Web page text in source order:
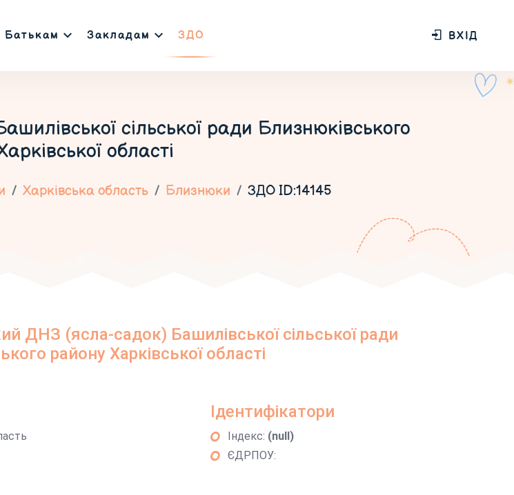
Батькам Закладам ЗДО ВХІД
сільської ради Близнюківського
області
Харківська область Близнюки ЗДО ID:14145
ДНЗ (ясла-садок) Башилівської сільської ради
району Харківської області
Ідентифікатори
Індекс: (null)
ЄДРПОУ: